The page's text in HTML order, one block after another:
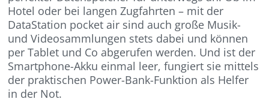
Hotel oder bei langen Zugfahrten – mit der
DataStation pocket air sind auch große Musik-
und Videosammlungen stets dabei und können
per Tablet und Co abgerufen werden. Und ist der
Smartphone-Akku einmal leer, fungiert sie mittels
der praktischen Power-Bank-Funktion als Helfer
in der Not.